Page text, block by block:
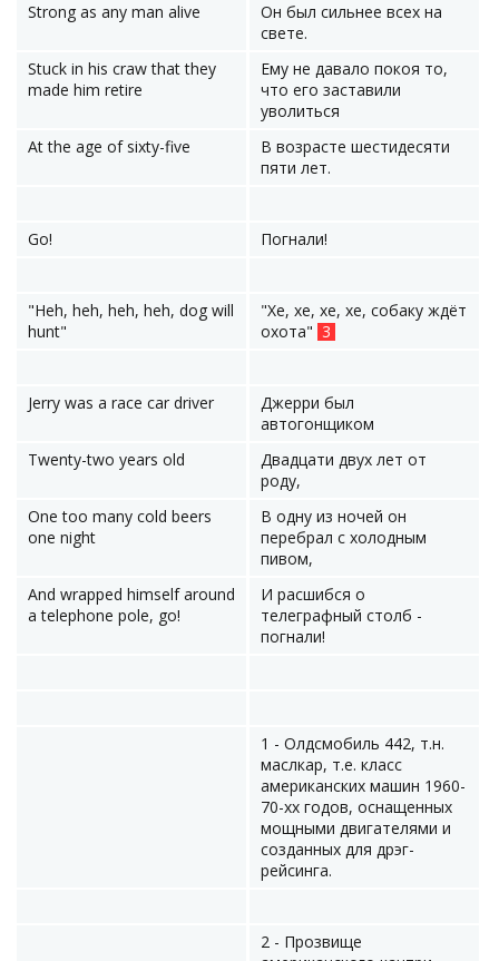
Strong as any man alive
Он был сильнее всех на
свете.
Stuck in his craw that they
made him retire
Ему не давало покоя то,
что его заставили
уволиться
At the age of sixty-five
В возрасте шестидесяти
пяти лет.
Go! Погнали!
"Heh, heh, heh, heh, dog will
hunt"
"Хе, хе, хе, хе, собаку ждёт
охота" 3
Jerry was a race car driver
Джерри был
автогонщиком
Twenty-two years old
Двадцати двух лет от
роду,
One too many cold beers
one night
В одну из ночей он
перебрал с холодным
пивом,
And wrapped himself around
a telephone pole, go!
И расшибся о
телеграфный столб -
погнали!
1 - Олдсмобиль 442, т.н.
маслкар, т.е. класс
американских машин 1960-
70-хх годов, оснащенных
мощными двигателями и
созданных для дрэг-
рейсинга.
2 - Прозвище